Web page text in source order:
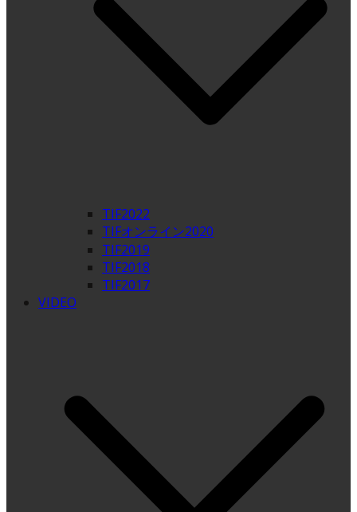
TIF2022
TIFオンライン2020
TIF2019
TIF2018
TIF2017
VIDEO